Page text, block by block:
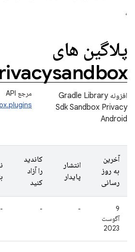
،
پلاگین های
مرجع API
افزونه Gradle Library
Sdk Sandbox Privacy
Android
آخرین
به روز
رسانی
انتشار
پایدار
کاندید
را آزاد
کنید
9
آگوست
2023
-
-
-